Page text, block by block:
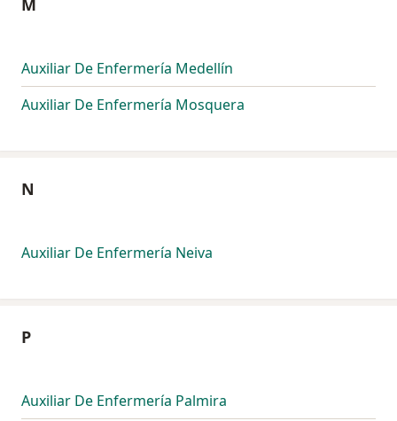
M
Auxiliar De Enfermería Medellín
Auxiliar De Enfermería Mosquera
N
Auxiliar De Enfermería Neiva
P
Auxiliar De Enfermería Palmira